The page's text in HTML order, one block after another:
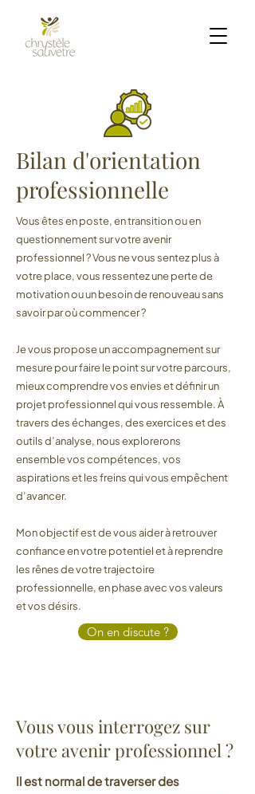
Bilan d'orientation
professionnelle
Vous êtes en poste, en transition ou en
questionnement sur votre avenir
professionnel ? Vous ne vous sentez plus à
votre place, vous ressentez une perte de
motivation ou un besoin de renouveau sans
savoir par où commencer ?
Je vous propose un accompagnement sur
mesure pour faire le point sur votre parcours,
mieux comprendre vos envies et définir un
projet professionnel qui vous ressemble. À
travers des échanges, des exercices et des
outils d’analyse, nous explorerons
ensemble vos compétences, vos
aspirations et les freins qui vous empêchent
d’avancer.
Mon objectif est de vous aider à retrouver
confiance en votre potentiel et à reprendre
les rênes de votre trajectoire
professionnelle, en phase avec vos valeurs
et vos désirs.
On en discute ?
Vous vous interrogez sur
votre avenir professionnel ?
Il est normal de traverser des